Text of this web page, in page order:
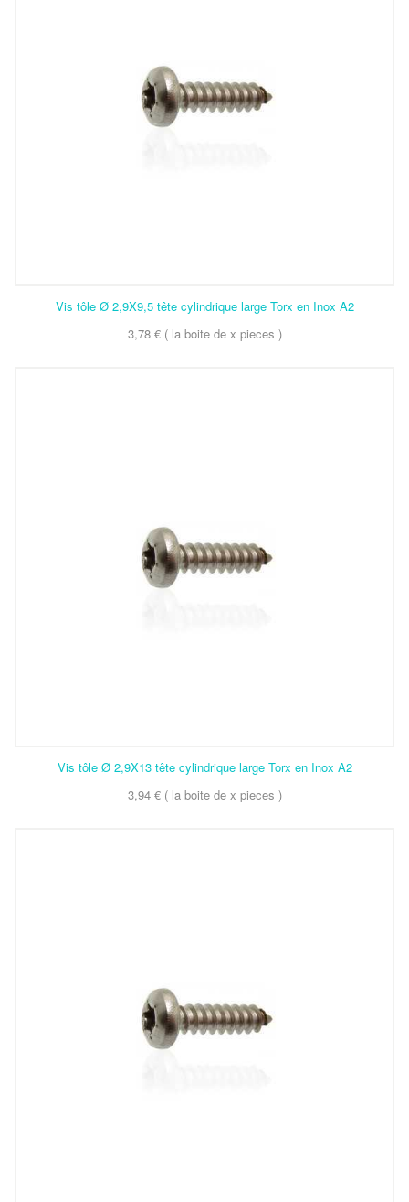
Vis tôle Ø 2,9X9,5 tête cylindrique large Torx en Inox A2
3,78 € ( la boite de x pieces )
Vis tôle Ø 2,9X13 tête cylindrique large Torx en Inox A2
3,94 € ( la boite de x pieces )